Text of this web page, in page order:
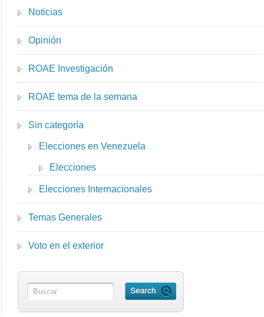
Noticias
Opinión
ROAE Investigación
ROAE tema de la semana
Sin categoría
Elecciones en Venezuela
Elecciones
Elecciones Internacionales
Temas Generales
Voto en el exterior